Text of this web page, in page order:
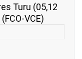
Turu (05,12
VCE)